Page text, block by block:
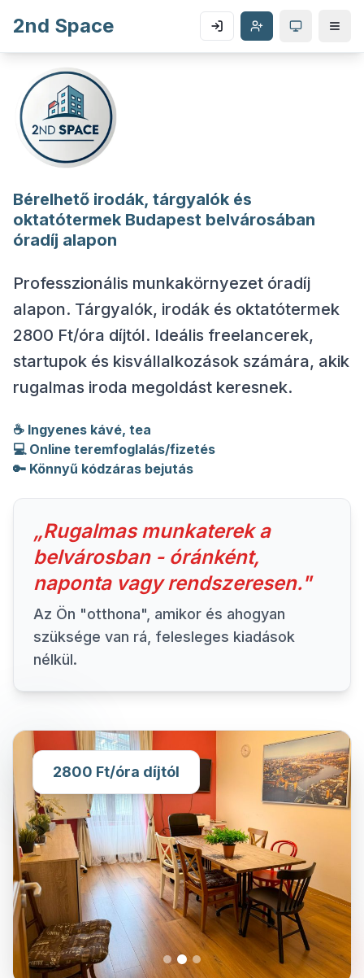
2nd Space
Bérelhető irodák, tárgyalók és
oktatótermek Budapest belvárosában
óradíj alapon
Professzionális munkakörnyezet óradíj
alapon. Tárgyalók, irodák és oktatótermek
2800 Ft/óra díjtól. Ideális freelancerek,
startupok és kisvállalkozások számára, akik
rugalmas iroda megoldást keresnek.
☕ Ingyenes kávé, tea
💻 Online teremfoglalás/fizetés
🔑 Könnyű kódzáras bejutás
„Rugalmas munkaterek a
belvárosban - óránként,
naponta vagy rendszeresen."
Az Ön "otthona", amikor és ahogyan
szüksége van rá, felesleges kiadások
nélkül.
2800 Ft/óra díjtól